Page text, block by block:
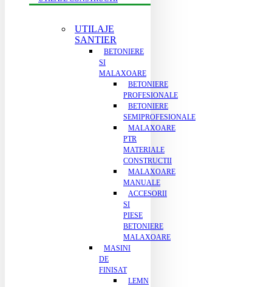
UTILAJE
SANTIER
BETONIERE
SI
MALAXOARE
BETONIERE
PROFESIONALE
BETONIERE
SEMIPROFESIONALE
MALAXOARE
PTR
MATERIALE
CONSTRUCTII
MALAXOARE
MANUALE
ACCESORII
SI
PIESE
BETONIERE
MALAXOARE
MASINI
DE
FINISAT
LEMN